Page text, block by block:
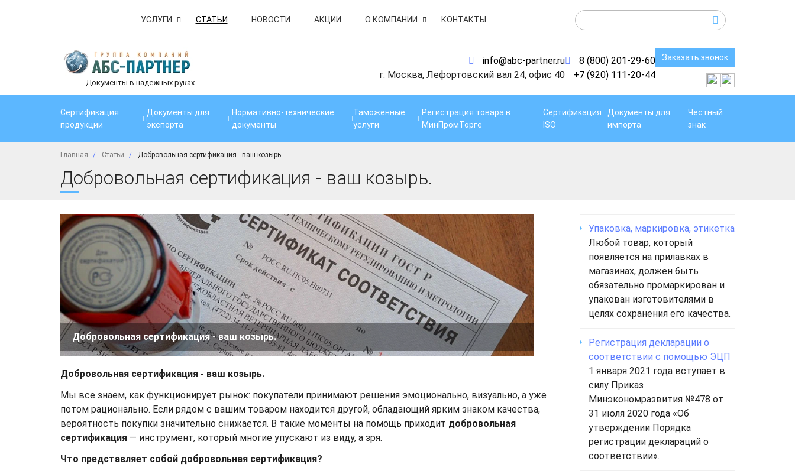
УСЛУГИ СТАТЬИ НОВОСТИ АКЦИИ О КОМПАНИИ КОНТАКТЫ
Документы в надежных руках
info@abc-partner.ru
г. Москва, Лефортовский вал 24, офис 40
8 (800) 201-29-60
+7 (920) 111-20-44
Заказать звонок
Сертификация
продукции
Документы для
экспорта
Нормативно-технические
документы
Таможенные
услуги
Регистрация товара в
МинПромТорге
Сертификация
ISO
Документы для
импорта
Честный
знак
Главная Статьи Добровольная сертификация - ваш козырь.
Добровольная сертификация - ваш козырь.
Добровольная сертификация - ваш козырь.
Добровольная сертификация - ваш козырь.
Мы все знаем, как функционирует рынок: покупатели принимают решения эмоционально, визуально, а уже
потом рационально. Если рядом с вашим товаром находится другой, обладающий ярким знаком качества,
вероятность покупки значительно снижается. В такие моменты на помощь приходит добровольная
сертификация — инструмент, который многие упускают из виду, а зря.
Что представляет собой добровольная сертификация?
Упаковка, маркировка, этикетка
Любой товар, который
появляется на прилавках в
магазинах, должен быть
обязательно промаркирован и
упакован изготовителями в
целях сохранения его качества.
Регистрация декларации о
соответствии с помощью ЭЦП
1 января 2021 года вступает в
силу Приказ
Минэкономразвития №478 от
31 июля 2020 года «Об
утверждении Порядка
регистрации деклараций о
соответствии».